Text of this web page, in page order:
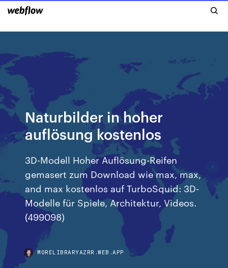
Naturbilder in hoher
auflösung kostenlos
3D-Modell Hoher Auflösung-Reifen
gemasert zum Download wie max, max,
and max kostenlos auf TurboSquid: 3D-
Modelle für Spiele, Architektur, Videos.
(499098)
MORELIBRARYAZRR.WEB.APP